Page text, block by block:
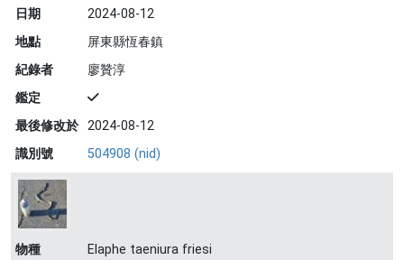
日期
2024-08-12
地點
屏東縣恆春鎮
紀錄者
廖贊淳
鑑定
最後修改於 2024-08-12
識別號
504908 (nid)
物種
Elaphe taeniura friesi